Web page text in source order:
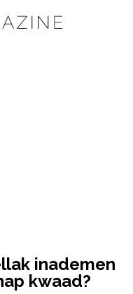
inademen
kwaad?